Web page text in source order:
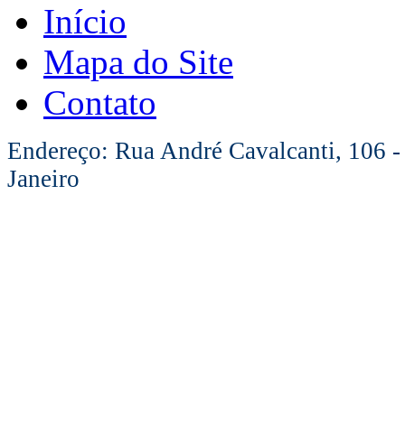
Início
Mapa do Site
Contato
Endereço: Rua André Cavalcanti, 106
Janeiro